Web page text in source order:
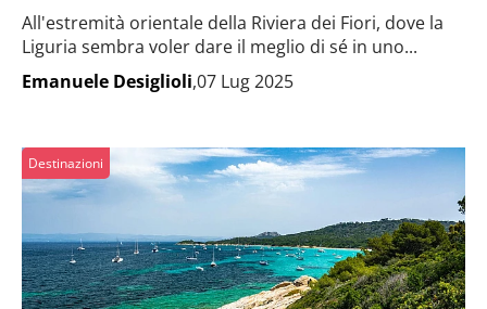
All'estremità orientale della Riviera dei Fiori, dove la
Liguria sembra voler dare il meglio di sé in uno...
Emanuele Desiglioli,07 Lug 2025
Destinazioni